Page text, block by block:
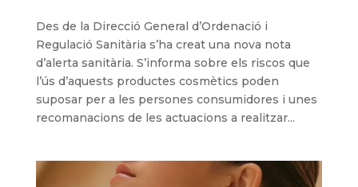
Des de la Direcció General d’Ordenació i
Regulació Sanitària s’ha creat una nova nota
d’alerta sanitària. S’informa sobre els riscos que
l’ús d’aquests productes cosmètics poden
suposar per a les persones consumidores i unes
recomanacions de les actuacions a realitzar...